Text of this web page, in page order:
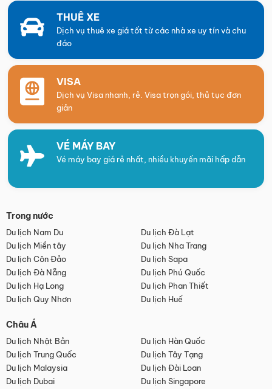
THUÊ XE
Dịch vụ thuê xe giá tốt từ các nhà xe uy tín và chu
đáo
VISA
Dịch vụ Visa nhanh, rẻ. Visa trọn gói, thủ tục đơn
giản
VÉ MÁY BAY
Vé máy bay giá rẻ nhất, nhiều khuyến mãi hấp dẫn
Trong nước
Du lịch Nam Du
Du lịch Đà Lạt
Du lịch Miền tây
Du lịch Nha Trang
Du lịch Côn Đảo
Du lịch Sapa
Du lịch Đà Nẵng
Du lịch Phú Quốc
Du lịch Hạ Long
Du lịch Phan Thiết
Du lịch Quy Nhơn
Du lịch Huế
Châu Á
Du lịch Nhật Bản
Du lịch Hàn Quốc
Du lịch Trung Quốc
Du lịch Tây Tạng
Du lịch Malaysia
Du lịch Đài Loan
Du lịch Dubai
Du lịch Singapore